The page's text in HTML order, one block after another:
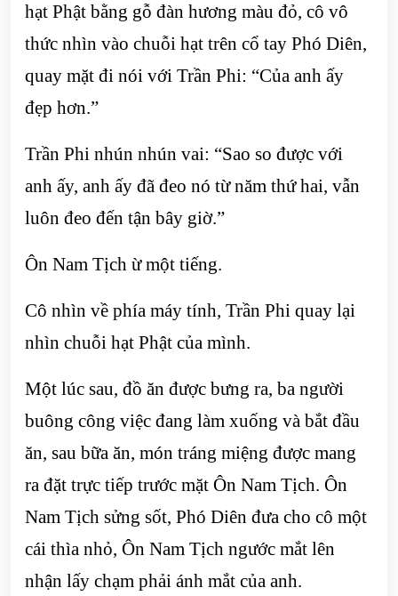
hạt Phật bằng gỗ đàn hương màu đỏ, cô vô
thức nhìn vào chuỗi hạt trên cổ tay Phó Diên,
quay mặt đi nói với Trần Phi: “Của anh ấy
đẹp hơn.”
Trần Phi nhún nhún vai: “Sao so được với
anh ấy, anh ấy đã đeo nó từ năm thứ hai, vẫn
luôn đeo đến tận bây giờ.”
Ôn Nam Tịch ừ một tiếng.
Cô nhìn về phía máy tính, Trần Phi quay lại
nhìn chuỗi hạt Phật của mình.
Một lúc sau, đồ ăn được bưng ra, ba người
buông công việc đang làm xuống và bắt đầu
ăn, sau bữa ăn, món tráng miệng được mang
ra đặt trực tiếp trước mặt Ôn Nam Tịch. Ôn
Nam Tịch sửng sốt, Phó Diên đưa cho cô một
cái thìa nhỏ, Ôn Nam Tịch ngước mắt lên
nhận lấy chạm phải ánh mắt của anh.